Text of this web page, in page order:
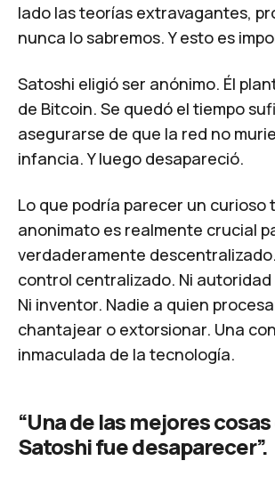
lado las teorías extravagantes,
nunca lo sabremos. Y esto es
Satoshi eligió ser anónimo. Él
de Bitcoin. Se quedó el tiempo
asegurarse de que la red no
infancia. Y luego desapareció.
Lo que podría parecer un curioso
anonimato es realmente crucial
verdaderamente
control centralizado. Ni
Ni inventor. Nadie a quien
chantajear o extorsionar. Una
inmaculada de la tecnología.
“Una de las mejores
Satoshi fue desaparecer”.